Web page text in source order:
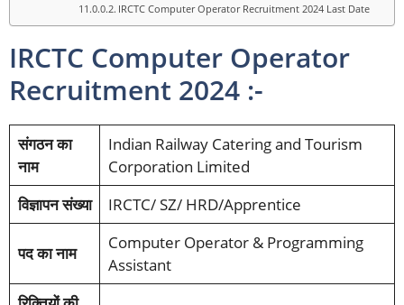
IRCTC Computer Operator Recruitment 2024 Last Date
IRCTC Computer Operator
Recruitment 2024 :-
संगठन का
नाम
Indian Railway Catering and Tourism
Corporation Limited
विज्ञापन संख्या
IRCTC/ SZ/ HRD/Apprentice
पद का नाम
Computer Operator & Programming
Assistant